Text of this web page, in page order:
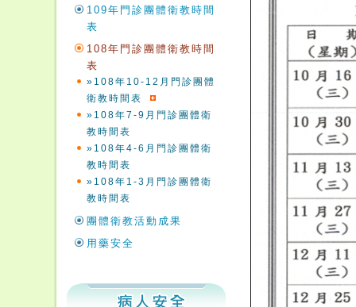
109年門診團體衛教時間
表
108年門診團體衛教時間
表
»108年10-12月門診團體
衛教時間表
»108年7-9月門診團體衛
教時間表
»108年4-6月門診團體衛
教時間表
»108年1-3月門診團體衛
教時間表
團體衛教活動成果
用藥安全